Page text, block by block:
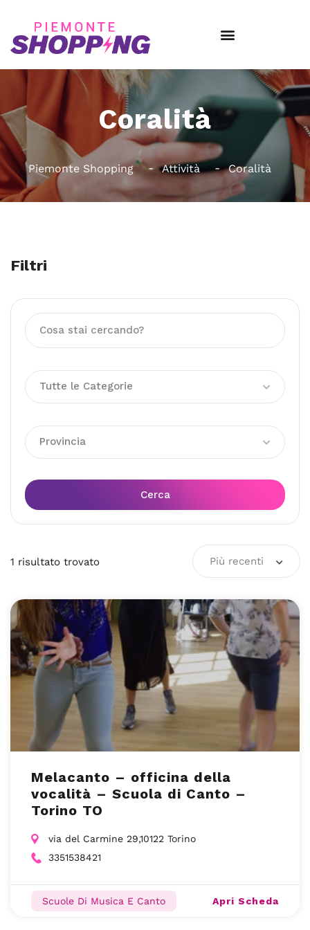
Coralità
Piemonte Shopping Attività Coralità
Filtri
Tutte le Categorie
Provincia
Cerca
1 risultato trovato Più recenti
Melacanto – officina della
vocalità – Scuola di Canto –
Torino TO
via del Carmine 29,10122 Torino
3351538421
Scuole Di Musica E Canto Apri Scheda